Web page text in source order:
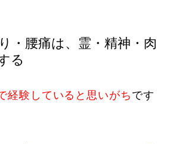
・腰痛は、霊・精神・肉
る
経験していると思いがち です